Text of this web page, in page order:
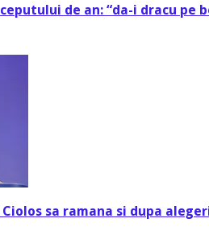
de an: “da-i dracu pe
sa ramana si dupa